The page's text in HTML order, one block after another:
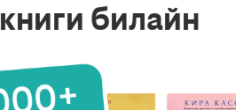
билайн